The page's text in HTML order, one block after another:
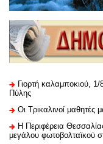
Γιορτή καλαμποκιού,
Πύλης
Οι Τρικαλινοί
H Περιφέρεια
μεγάλου φωτοβολταϊκού